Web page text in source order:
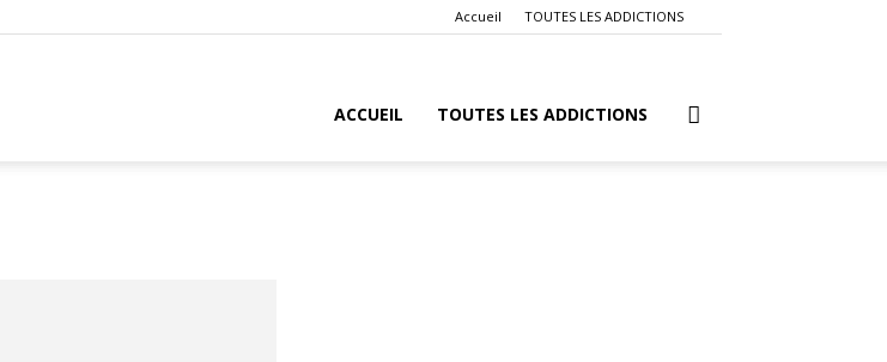
Accueil TOUTES LES ADDICTIONS
ACCUEIL TOUTES LES ADDICTIONS